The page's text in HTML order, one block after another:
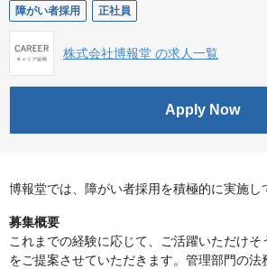
障がい者採用 正社員
株式会社博報堂 の求人一覧
Apply Now
博報堂では、障がい者採用を積極的に実施し
募集概要
これまでの経験に応じて、ご活躍いただけそ
をご提案させていただきます。管理部門の法